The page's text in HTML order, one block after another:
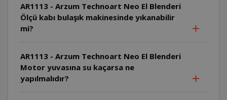
AR1113 - Arzum Technoart Neo El Blenderi
Ölçü kabı bulaşık makinesinde yıkanabilir
mi?
AR1113 - Arzum Technoart Neo El Blenderi
Motor yuvasına su kaçarsa ne
yapılmalıdır?